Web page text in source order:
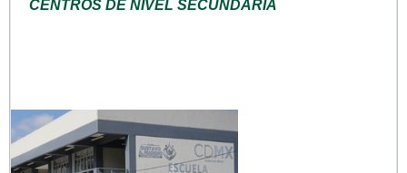
CENTROS DE NIVEL SECUNDARIA